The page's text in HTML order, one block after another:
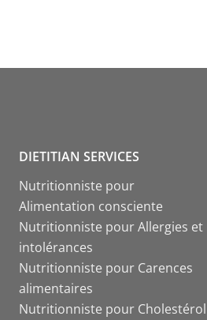
DIETITIAN SERVICES
Nutritionniste pour
Alimentation consciente
Nutritionniste pour Allergies et
intolérances
Nutritionniste pour Carences
alimentaires
Nutritionniste pour Cholestérol